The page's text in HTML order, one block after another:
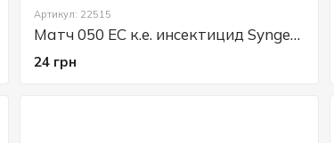
Артикул: 22515
Матч 050 ЕС к.е. инсектицид Syngenta, 4 мл
24 грн